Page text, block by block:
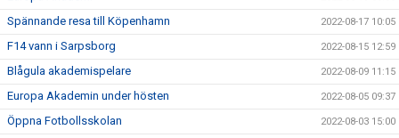
Spännande resa till Köpenhamn 2022-08-17 10:05
F14 vann i Sarpsborg 2022-08-15 12:59
Blågula akademispelare 2022-08-09 11:15
Europa Akademin under hösten 2022-08-05 09:37
Öppna Fotbollsskolan 2022-08-03 15:00